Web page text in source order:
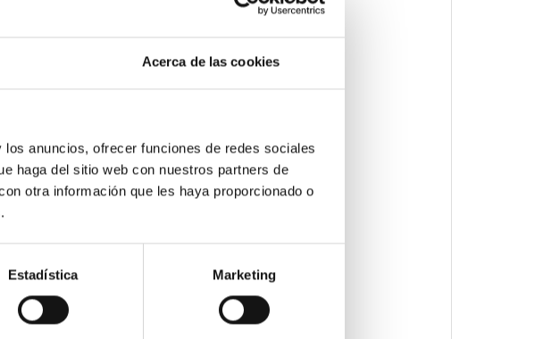
Acerca de las cookies
anuncios, ofrecer funciones de redes sociales
haga del sitio web con nuestros partners de
otra información que les haya proporcionado o
Estadística Marketing
extraíbles para ISO M20